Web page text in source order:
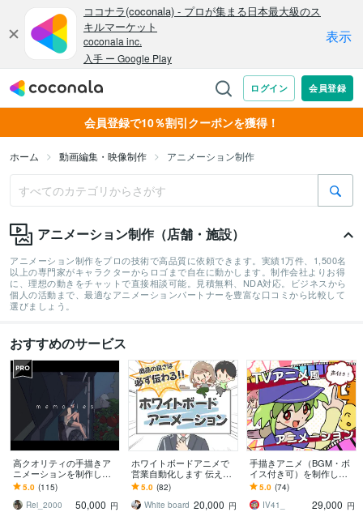
会員登録で10％割引クーポンを獲得！
ホーム 動画編集・映像制作 アニメーション制作
アニメーション制作（店舗・施設）
アニメーション制作をプロの技術で高品質に依頼できます。実績1万件、1,500名
以上の専門家がキャラクターからロゴまで自在に動かします。制作会社よりお得
に、理想の動きをチャットで直接相談可能。見積無料、NDA対応。ビジネスから
個人の活動まで、最適なアニメーションパートナーを豊富な口コミから比較して
選びましょう。
おすすめのサービス
高クオリティの手描きア
ニメーションを制作しま
す MVやPR動画など、用
途に合わせて制作します
5.0 (115)
Rei_2000
50,000 円
ホワイトボードアニメで
営業自動化します 伝えた
い想いを、伝わるカタチ
に翻訳しませんか？
5.0 (82)
White board 20,000 円
手描きアニメ（BGM・ボ
イス付き可）を制作しま
す スタッフはプロのアニ
メーターと漫画家！ 脚
本もご用意できます
5.0 (74)
IV41_
29,000 円